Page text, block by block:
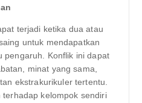
terjadi ketika dua atau
untuk mendapatkan
pengaruh. Konflik ini dapat
minat yang sama,
ekstrakurikuler tertentu.
kelompok sendiri